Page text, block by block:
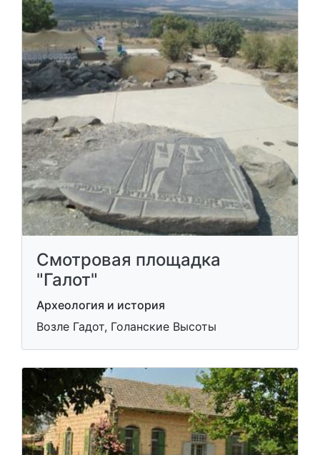
Смотровая площадка
"Галот"
Археология и история
Возле Гадот, Голанские Высоты